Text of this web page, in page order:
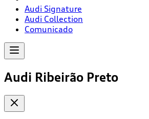
Audi Signature
Audi Collection
Comunicado
Audi Ribeirão Preto